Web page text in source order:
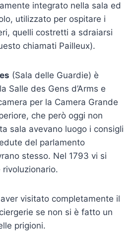
integrato nella sala ed
utilizzato per ospitare i
quelli costretti a sdraiarsi
chiamati Pailleux).
(Sala delle Guardie) è
Salle des Gens d’Arms e
per la Camera Grande
che però oggi non
sala avevano luogo i consigli
del parlamento
stesso. Nel 1793 vi si
visitato completamente il
se non si è fatto un
prigioni.